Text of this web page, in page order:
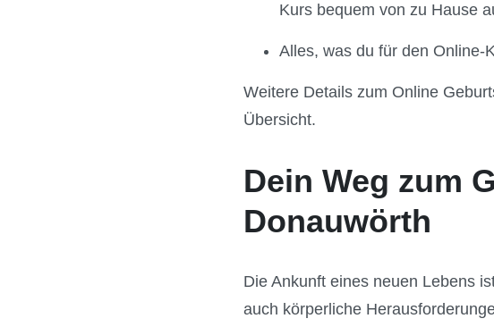
Kurs bequem von zu Hause
Alles, was du für den Online-
Weitere Details zum Online
Übersicht.
Dein Weg zum
Donauwörth
Die Ankunft eines neuen Lebens
auch körperliche